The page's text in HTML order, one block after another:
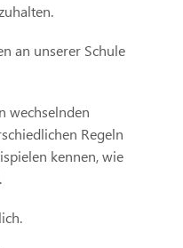
an unserer Schule
wechselnden
Regeln
kennen, wie